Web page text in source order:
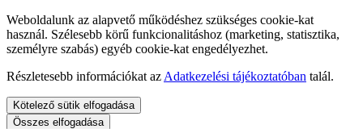
Weboldalunk az alapvető működéshez szükséges cookie-kat
használ. Szélesebb körű funkcionalitáshoz (marketing, statisztika,
személyre szabás) egyéb cookie-kat engedélyezhet.
Részletesebb információkat az Adatkezelési tájékoztatóban talál.
Kötelező sütik elfogadása
Összes elfogadása